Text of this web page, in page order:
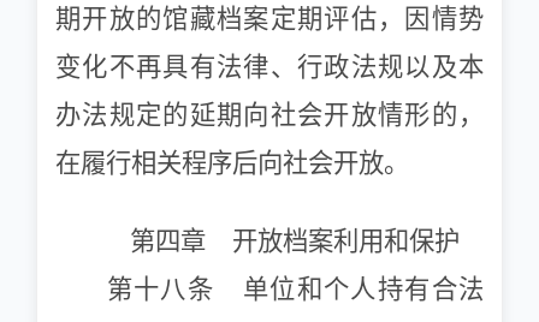
期开放的馆藏档案定期评估，因情势
变化不再具有法律、行政法规以及本
办法规定的延期向社会开放情形的，
在履行相关程序后向社会开放。
第四章 开放档案利用和保护
第十八条 单位和个人持有合法